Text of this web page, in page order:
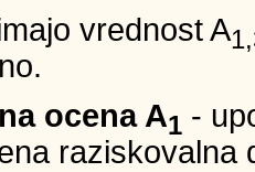
vrednost A
ocena A1 -
raziskovalna